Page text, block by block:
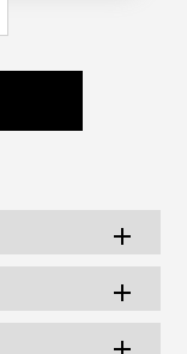
add
add